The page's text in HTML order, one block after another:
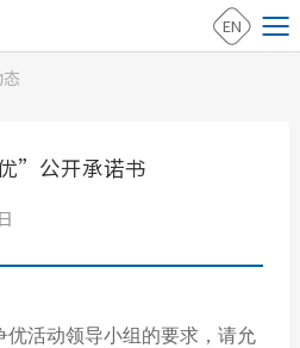
EN
”公开承诺书
优活动领导小组的要求，请允